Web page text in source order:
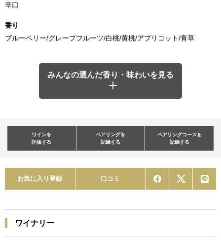
辛口
香り
ブルーベリー/グレープフルーツ/白桃/黄桃/アプリコット/青草
みんなの選んだ香り・味わいを見る
ワインを
評価する
ペアリングを
記録する
ペアリングコースを
記録する
お気に入り登録 口コミ
ワイナリー